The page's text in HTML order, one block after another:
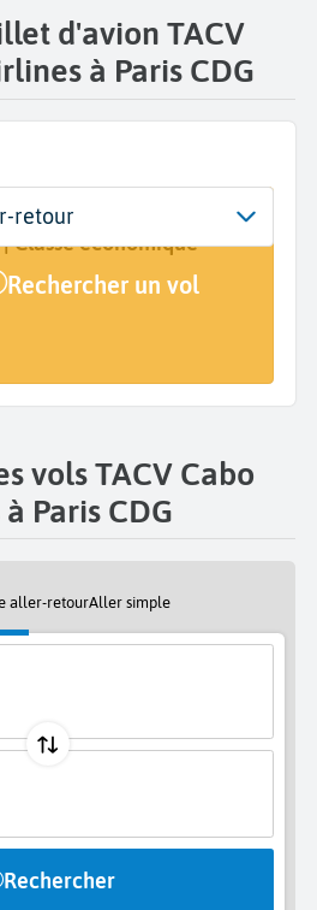
d'avion TACV
à Paris CDG
de Gaulle (CDG)
votre voyage
| Classe
Classe économique
Rechercher un vol
retour
vols TACV Cabo
Paris CDG
aller-retourAller simple
Rechercher